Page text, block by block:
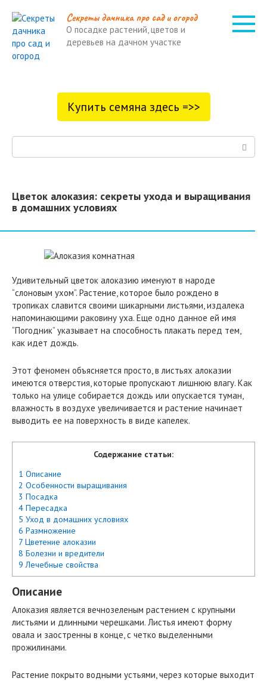
контенту
Cекреты дачника про сад и огород
О посадке растений, цветов и
деревьев на дачном участке
Купить семяна здесь =>>
Цветок алоказия: секреты ухода и выращивания
в домашних условиях
Удивительный цветок алоказию именуют в народе
“слоновым ухом”. Растение, которое было рождено в
тропиках славится своими шикарными листьями, издалека
напоминающими раковину уха. Еще одно данное ей имя
“Погодник” указывает на способность плакать перед тем,
как идет дождь.
Этот феномен объясняется просто, в листьях алоказии
имеются отверстия, которые пропускают лишнюю влагу. Как
только на улице собирается дождь или опускается туман,
влажность в воздухе увеличивается и растение начинает
выводить ее на поверхность в виде капелек.
Содержание статьи:
1 Описание
2 Особенности выращивания
3 Посадка
4 Пересадка
5 Уход в домашних условиях
6 Размножение
7 Цветение алоказии
8 Болезни и вредители
9 Лечебные свойства
Описание
Алоказия является вечнозеленым растением с крупными
листьями и длинными черешками. Листья имеют форму
овала и заостренны в конце, с четко выделенными
прожилинами.
Растение покрыто водными устьями, через которые выходит